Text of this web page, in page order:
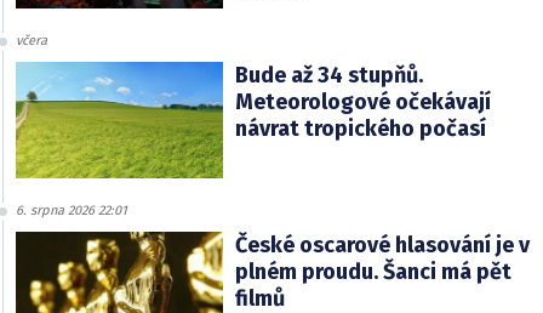
včera
Bude až 34 stupňů.
Meteorologové očekávají
návrat tropického počasí
6. srpna 2026 22:01
České oscarové hlasování je v
plném proudu. Šanci má pět
filmů